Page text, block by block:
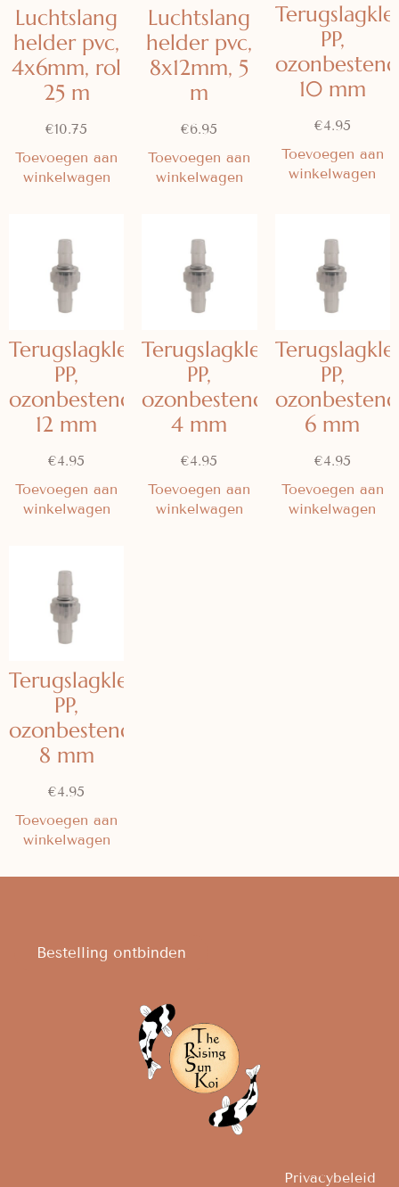
Luchtslang
helder pvc,
4x6mm, rol
25 m
€10.75
Toevoegen aan
winkelwagen
Luchtslang
helder pvc,
8x12mm, 5
m
€6.95
Toevoegen aan
winkelwagen
PP,
10 mm
€4.95
Toevoegen aan
winkelwagen
Terugslagklep
PP,
ozonbestendig
12 mm
€4.95
Toevoegen aan
winkelwagen
Terugslagklep
PP,
ozonbestendig
4 mm
€4.95
Toevoegen aan
winkelwagen
PP,
6 mm
€4.95
Toevoegen aan
winkelwagen
Terugslagklep
PP,
ozonbestendig
8 mm
€4.95
Toevoegen aan
winkelwagen
Bestelling ontbinden
Privacybeleid